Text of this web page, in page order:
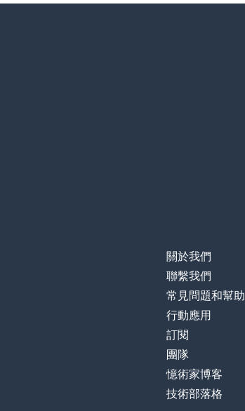
關於我們
聯繫我們
常見問題和幫助
行動應用
訂閱
團隊
憶術家博客
技術部落格